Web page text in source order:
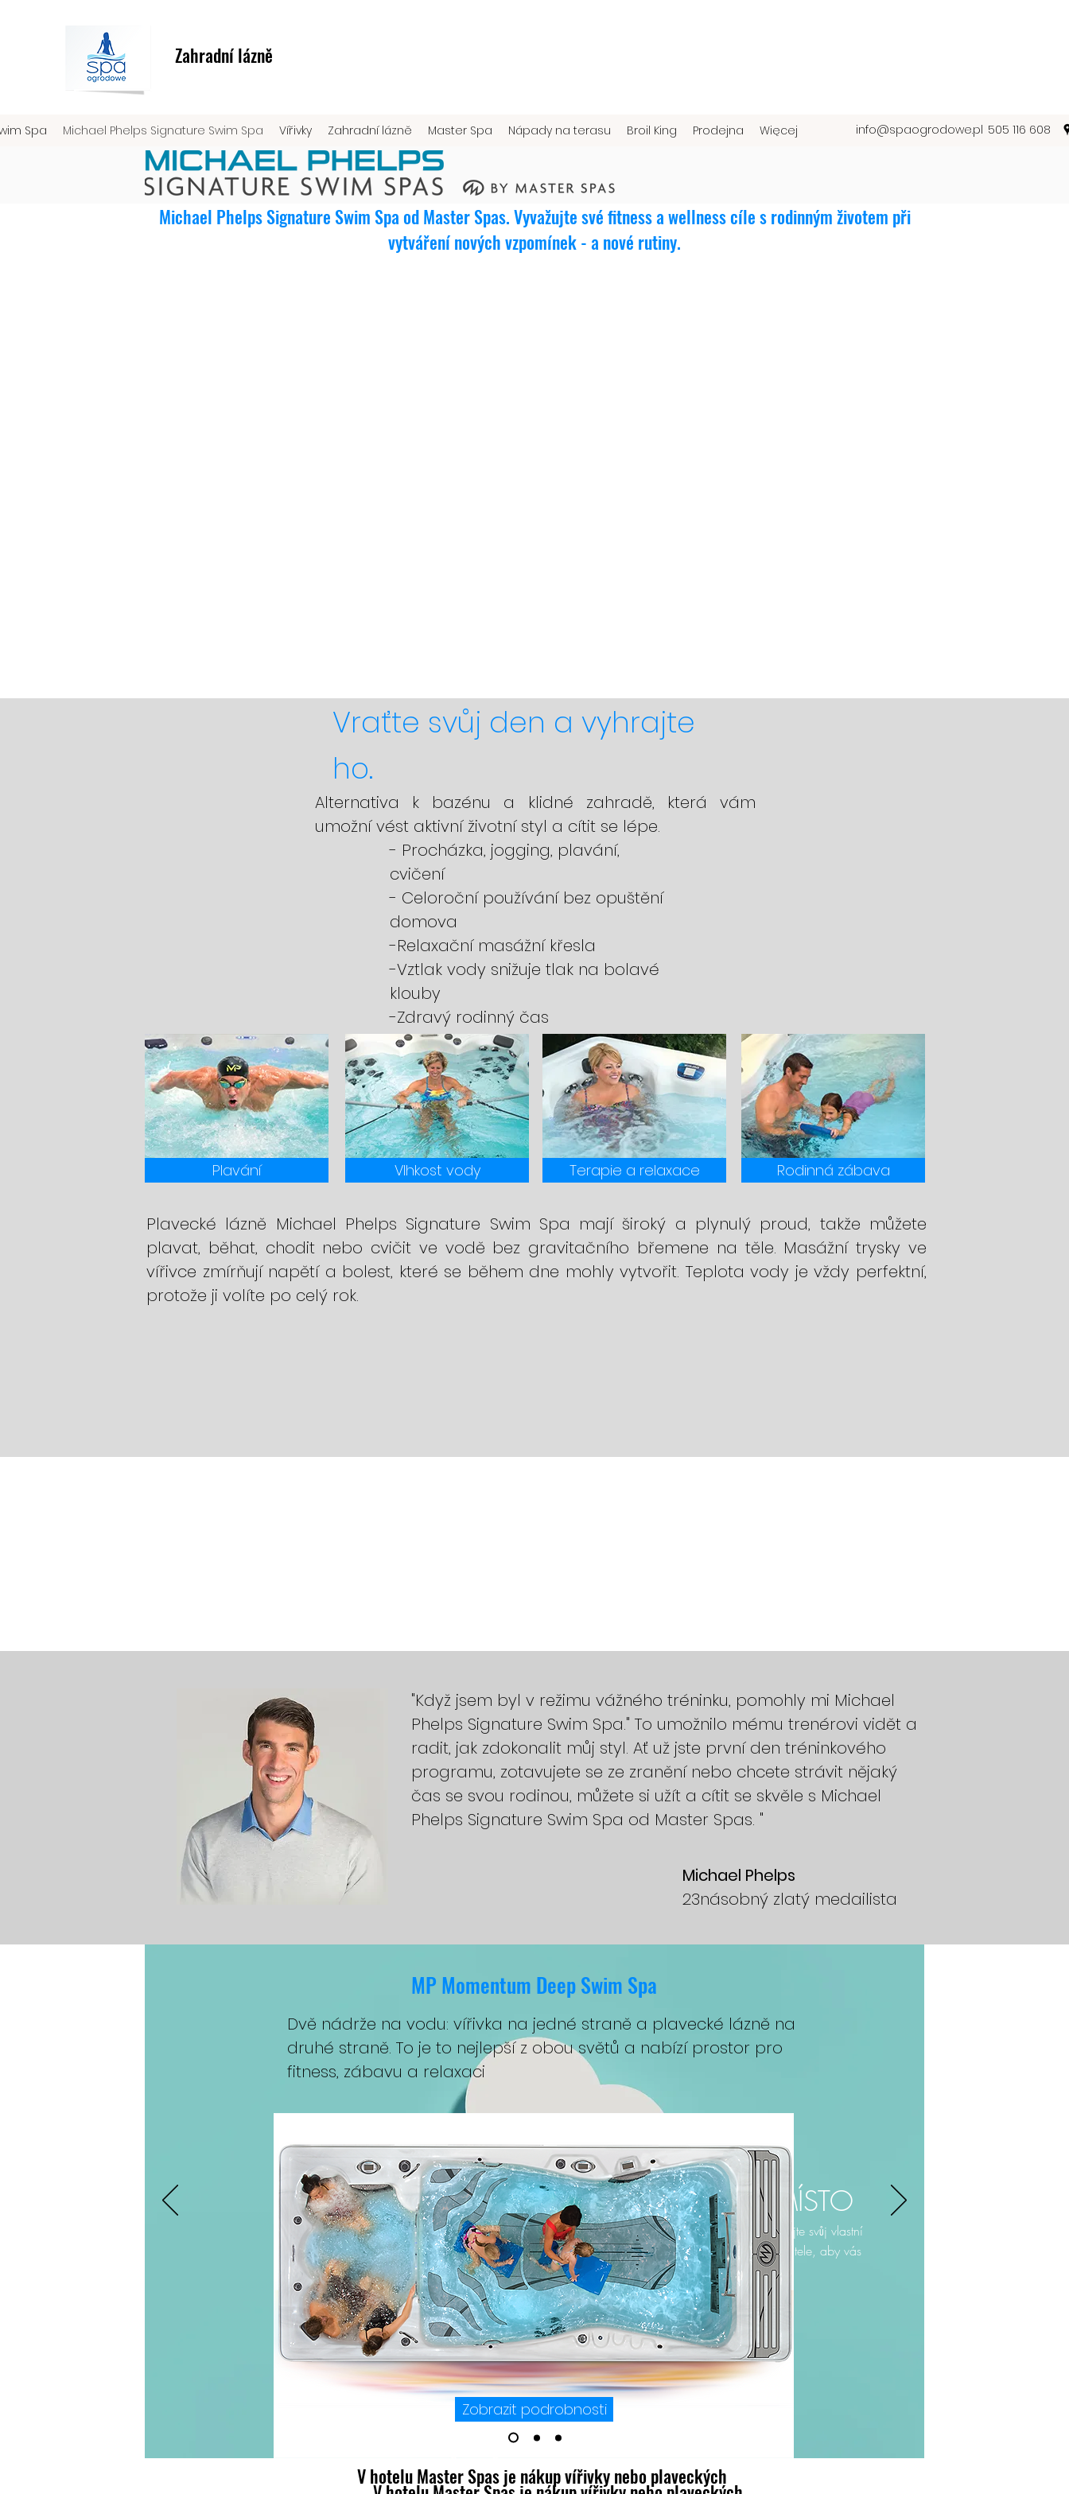
Zahradní lázně
Spa Michael Phelps Signature Swim Spa Vířivky Zahradní lázně Master Spa Nápady na terasu Broil King Prodejna Więcej info@spaogrodowe.pl 505 116 608
Michael Phelps Signature Swim Spa od Master Spas. Vyvažujte své fitness a wellness cíle s rodinným životem při
vytváření nových vzpomínek - a nové rutiny.
Vraťte svůj den a vyhrajte
ho.
Alternativa k bazénu a klidné zahradě, která vám
umožní vést aktivní životní styl a cítit se lépe.
- Procházka, jogging, plavání,
cvičení
- Celoroční používání bez opuštění
domova
-Relaxační masážní křesla
-Vztlak vody snižuje tlak na bolavé
klouby
-Zdravý rodinný čas
Plavání Vlhkost vody Terapie a relaxace Rodinná zábava
Plavecké lázně Michael Phelps Signature Swim Spa mají široký a plynulý proud, takže můžete
plavat, běhat, chodit nebo cvičit ve vodě bez gravitačního břemene na těle. Masážní trysky ve
vířivce zmírňují napětí a bolest, které se během dne mohly vytvořit. Teplota vody je vždy perfektní,
protože ji volíte po celý rok.
"Když jsem byl v režimu vážného tréninku, pomohly mi Michael
Phelps Signature Swim Spa." To umožnilo mému trenérovi vidět a
radit, jak zdokonalit můj styl. Ať už jste první den tréninkového
programu, zotavujete se ze zranění nebo chcete strávit nějaký
čas se svou rodinou, můžete si užít a cítit se skvěle s Michael
Phelps Signature Swim Spa od Master Spas. "
Michael Phelps
23násobný zlatý medailista
NAŠE NOVÉ MÍSTO
Jsem odstavec. Klikněte sem a přidejte svůj vlastní
text a upravte mě. Nechte své uživatele, aby vás
poznali.
MP Momentum Deep Swim Spa
Dvě nádrže na vodu: vířivka na jedné straně a plavecké lázně na
druhé straně. To je to nejlepší z obou světů a nabízí prostor pro
fitness, zábavu a relaxaci
Zobrazit podrobnosti
V hotelu Master Spas je nákup vířivky nebo plaveckých